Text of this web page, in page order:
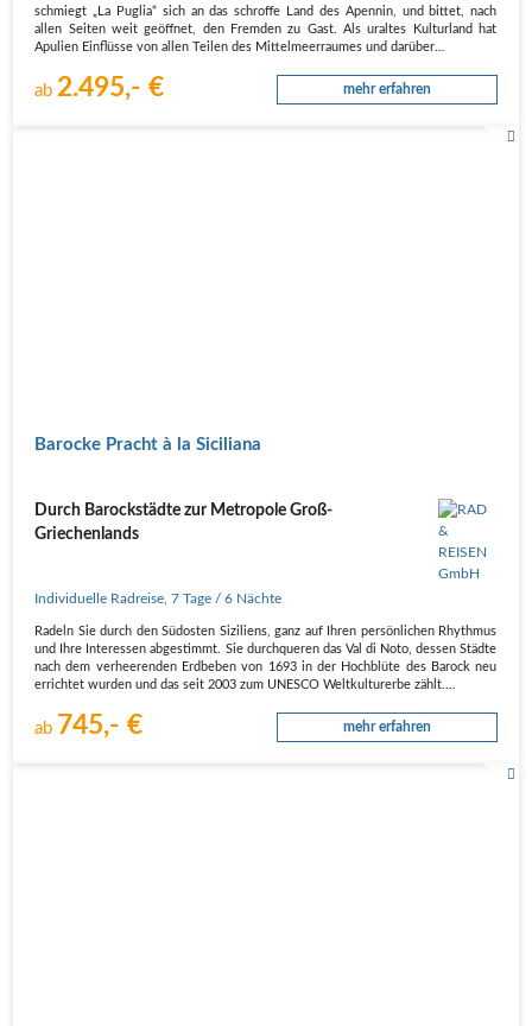
schmiegt „La Puglia“ sich an das schroffe Land des Apennin, und bittet, nach
allen Seiten weit geöffnet, den Fremden zu Gast. Als uraltes Kulturland hat
Apulien Einflüsse von allen Teilen des Mittelmeerraumes und darüber…
ab2.495,- € mehr erfahren
Barocke Pracht à la Siciliana
Durch Barockstädte zur Metropole Groß-
Griechenlands
Individuelle Radreise ,7 Tage / 6 Nächte
Radeln Sie durch den Südosten Siziliens, ganz auf Ihren persönlichen Rhythmus
und Ihre Interessen abgestimmt. Sie durchqueren das Val di Noto, dessen Städte
nach dem verheerenden Erdbeben von 1693 in der Hochblüte des Barock neu
errichtet wurden und das seit 2003 zum UNESCO Weltkulturerbe zählt.…
ab 745,- € mehr erfahren